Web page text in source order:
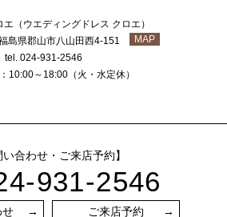
（ウエディングドレス クロエ）
島県郡山市八山田西4-151
MAP
tel. 024-931-2546
10:00～18:00（火・水定休）
い合わせ・ご来店予約】
931-2546
せ ご来店予約